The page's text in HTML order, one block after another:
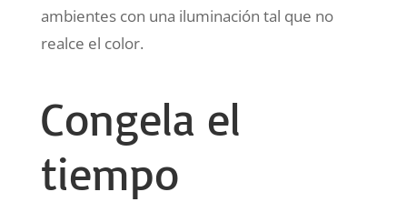
ambientes con una iluminación tal que no
realce el color.
Congela el
tiempo